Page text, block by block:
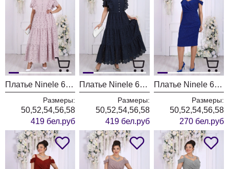
Платье Ninele 6131 пудра
Размеры:
50,52,54,56,58
419 бел.руб
Платье Ninele 6131 синий
Размеры:
50,52,54,56,58
419 бел.руб
Платье Ninele 6103 василек
Размеры:
50,52,54,56,58
270 бел.руб